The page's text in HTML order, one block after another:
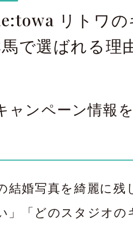
LINEで予約・相
リトワ
で選ばれる理
ャンペーン情報
結婚写真を綺麗に
」「どのスタジオの